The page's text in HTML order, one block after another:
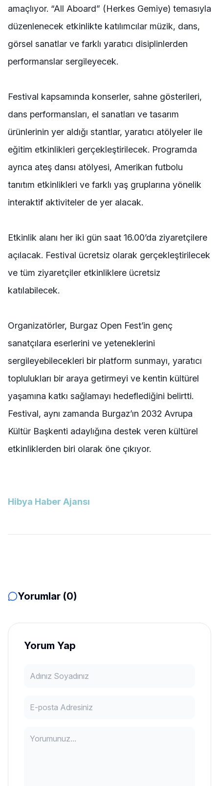
amaçlıyor. “All Aboard” (Herkes Gemiye) temasıyla
düzenlenecek etkinlikte katılımcılar müzik, dans,
görsel sanatlar ve farklı yaratıcı disiplinlerden
performanslar sergileyecek.
Festival kapsamında konserler, sahne gösterileri,
dans performansları, el sanatları ve tasarım
ürünlerinin yer aldığı stantlar, yaratıcı atölyeler ile
eğitim etkinlikleri gerçekleştirilecek. Programda
ayrıca ateş dansı atölyesi, Amerikan futbolu
tanıtım etkinlikleri ve farklı yaş gruplarına yönelik
interaktif aktiviteler de yer alacak.
Etkinlik alanı her iki gün saat 16.00’da ziyaretçilere
açılacak. Festival ücretsiz olarak gerçekleştirilecek
ve tüm ziyaretçiler etkinliklere ücretsiz
katılabilecek.
Organizatörler, Burgaz Open Fest’in genç
sanatçılara eserlerini ve yeteneklerini
sergileyebilecekleri bir platform sunmayı, yaratıcı
toplulukları bir araya getirmeyi ve kentin kültürel
yaşamına katkı sağlamayı hedeflediğini belirtti.
Festival, aynı zamanda Burgaz’ın 2032 Avrupa
Kültür Başkenti adaylığına destek veren kültürel
etkinliklerden biri olarak öne çıkıyor.
Hibya Haber Ajansı
Yorumlar (0)
Yorum Yap